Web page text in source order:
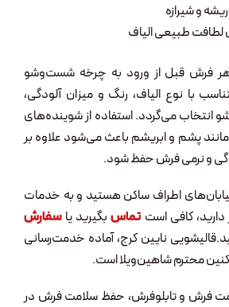
و شیرازه
لطافت طبیعی الیاف
هر فرش قبل از ورود به چرخه شست‌وشو
با نوع الیاف، رنگ و میزان آلودگی،
می‌گردد. استفاده از شوینده‌های
مانند پشم و ابریشم باعث می‌شود علاوه بر
و نرمی فرش حفظ شود.
اطراف ساکن هستید و به خدمات
دارید، کافی است تماس بگیرید یا سفارش
نایین کرج، آماده خدمت‌رسانی
محترم شاهین‌ویلا است.
فرش و تابلوفرش، حفظ سلامت فرش در